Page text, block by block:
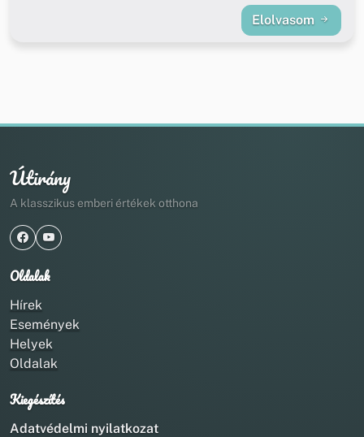
Elolvasom
Útirány
A klasszikus emberi értékek otthona
Oldalak
Hírek
Események
Helyek
Oldalak
Kiegészítés
Adatvédelmi nyilatkozat